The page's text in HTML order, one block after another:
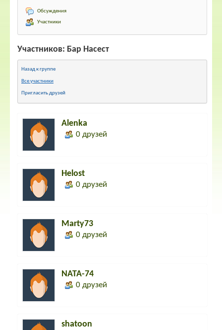
Обсуждения
Участники
Участников: Бар Насест
Назад к группе
Все участники
Пригласить друзей
Alenka
0 друзей
Helost
0 друзей
Marty73
0 друзей
NATA-74
0 друзей
shatoon